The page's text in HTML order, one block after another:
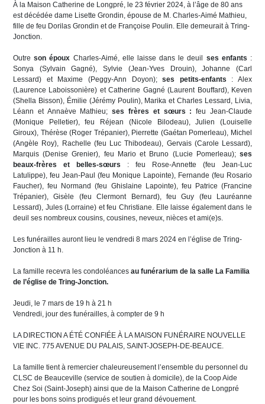
À la Maison Catherine de Longpré, le 23 février 2024, à l’âge de 80 ans
est décédée dame Lisette Grondin, épouse de M. Charles-Aimé Mathieu,
fille de feu Dorilas Grondin et de Françoise Poulin. Elle demeurait à Tring-
Jonction.
Outreson époux Charles-Aimé, elle laisse dans le deuil ses enfants :
Sonya (Sylvain Gagné), Sylvie (Jean-Yves Drouin), Johanne (Carl
Lessard) et Maxime (Peggy-Ann Doyon);ses petits-enfants : Alex
(Laurence Laboissonière) et Catherine Gagné (Laurent Bouffard), Keven
(Shella Bisson), Émilie (Jérémy Poulin), Marika et Charles Lessard, Livia,
Léann et Annaève Mathieu;ses frères et sœurs : feu Jean-Claude
(Monique Pelletier), feu Réjean (Nicole Bilodeau), Julien (Louiselle
Giroux), Thérèse (Roger Trépanier), Pierrette (Gaétan Pomerleau), Michel
(Angèle Roy), Rachelle (feu Luc Thibodeau), Gervais (Carole Lessard),
Marquis (Denise Grenier), feu Mario et Bruno (Lucie Pomerleau); ses
beaux-frères et belles-sœurs : feu Rose-Annette (feu Jean-Luc
Latulippe), feu Jean-Paul (feu Monique Lapointe), Fernande (feu Rosario
Faucher), feu Normand (feu Ghislaine Lapointe), feu Patrice (Francine
Trépanier), Gisèle (feu Clermont Bernard), feu Guy (feu Lauréanne
Lessard), Jules (Lorraine) et feu Christiane. Elle laisse également dans le
deuil ses nombreux cousins, cousines, neveux, nièces et ami(e)s.
Les funérailles auront lieu le vendredi 8 mars 2024 en l’église de Tring-
Jonction à 11 h.
La famille recevra les condoléances au funérarium de la salle La Familia
de l’église de Tring-Jonction.
Jeudi, le 7 mars de 19 h à 21 h
Vendredi, jour des funérailles, à compter de 9 h
LA DIRECTION A ÉTÉ CONFIÉE À LA MAISON FUNÉRAIRE NOUVELLE
VIE INC. 775 AVENUE DU PALAIS, SAINT-JOSEPH-DE-BEAUCE.
La famille tient à remercier chaleureusement l’ensemble du personnel du
CLSC de Beauceville (service de soutien à domicile), de la Coop Aide
Chez Soi (Saint-Joseph) ainsi que de la Maison Catherine de Longpré
pour les bons soins prodigués et leur grand dévouement.